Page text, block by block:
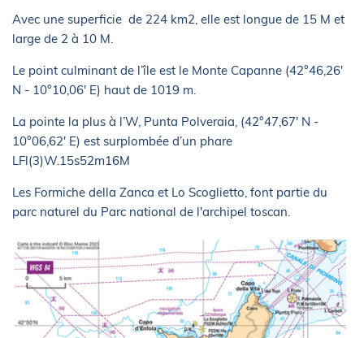
Avec une superficie de 224 km2, elle est longue de 15 M et
large de 2 à 10 M.
Le point culminant de l’île est le Monte Capanne (42°46,26'
N - 10°10,06' E) haut de 1019 m.
La pointe la plus à l’W, Punta Polveraia, (42°47,67' N -
10°06,62' E) est surplombée d’un phare
LFl(3)W.15s52m16M
Les Formiche della Zanca et Lo Scoglietto, font partie du
parc naturel du Parc national de l'archipel toscan.